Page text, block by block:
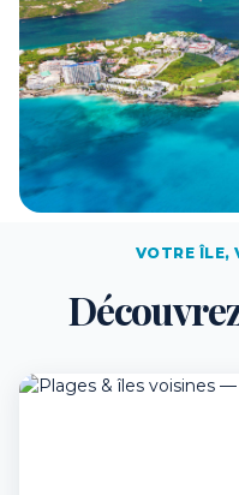
VOTRE ÎLE,